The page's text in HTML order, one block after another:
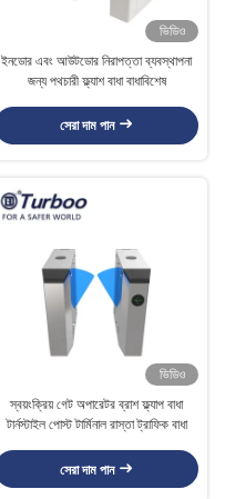
ভিডিও
ইনডোর এবং আউটডোর নিরাপত্তা ব্যবস্থাপনা
জন্য পথচারী ফ্ল্যাশ বাধা বাধাবিশেষ
সেরা দাম পান
ভিডিও
স্বয়ংক্রিয় গেট অপারেটর ব্রাশ ফ্ল্যাপ বাধা
টার্নস্টাইল পোস্ট টার্মিনাল রাস্তা ট্রাফিক বাধা
সেরা দাম পান